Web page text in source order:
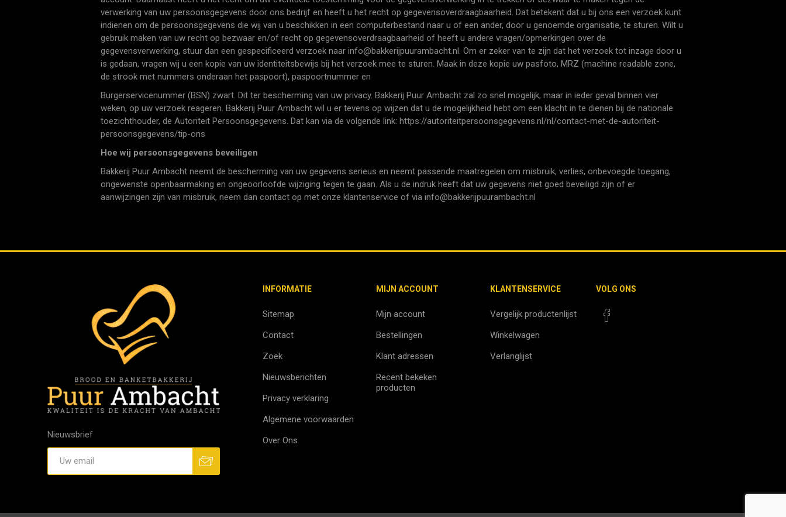
verwerking van uw persoonsgegevens door ons bedrijf en heeft u het recht op gegevensoverdraagbaarheid. Dat betekent dat u bij ons een verzoek kunt
indienen om de persoonsgegevens die wij van u beschikken in een computerbestand naar u of een ander, door u genoemde organisatie, te sturen. Wilt u
gebruik maken van uw recht op bezwaar en/of recht op gegevensoverdraagbaarheid of heeft u andere vragen/opmerkingen over de
gegevensverwerking, stuur dan een gespecificeerd verzoek naar info@bakkerijpuurambacht.nl. Om er zeker van te zijn dat het verzoek tot inzage door u
is gedaan, vragen wij u een kopie van uw identiteitsbewijs bij het verzoek mee te sturen. Maak in deze kopie uw pasfoto, MRZ (machine readable zone,
de strook met nummers onderaan het paspoort), paspoortnummer en
Burgerservicenummer (BSN) zwart. Dit ter bescherming van uw privacy. Bakkerij Puur Ambacht zal zo snel mogelijk, maar in ieder geval binnen vier
weken, op uw verzoek reageren. Bakkerij Puur Ambacht wil u er tevens op wijzen dat u de mogelijkheid hebt om een klacht in te dienen bij de nationale
toezichthouder, de Autoriteit Persoonsgegevens. Dat kan via de volgende link: https://autoriteitpersoonsgegevens.nl/nl/contact-met-de-autoriteit-
persoonsgegevens/tip-ons
Hoe wij persoonsgegevens beveiligen
Bakkerij Puur Ambacht neemt de bescherming van uw gegevens serieus en neemt passende maatregelen om misbruik, verlies, onbevoegde toegang,
ongewenste openbaarmaking en ongeoorloofde wijziging tegen te gaan. Als u de indruk heeft dat uw gegevens niet goed beveiligd zijn of er
aanwijzingen zijn van misbruik, neem dan contact op met onze klantenservice of via info@bakkerijpuurambacht.nl
Nieuwsbrief
INFORMATIE
Sitemap
Contact
Zoek
Nieuwsberichten
Privacy verklaring
Algemene voorwaarden
Over Ons
MIJN ACCOUNT
Mijn account
Bestellingen
Klant adressen
Recent bekeken
producten
KLANTENSERVICE
Vergelijk productenlijst
Winkelwagen
Verlanglijst
VOLG ONS